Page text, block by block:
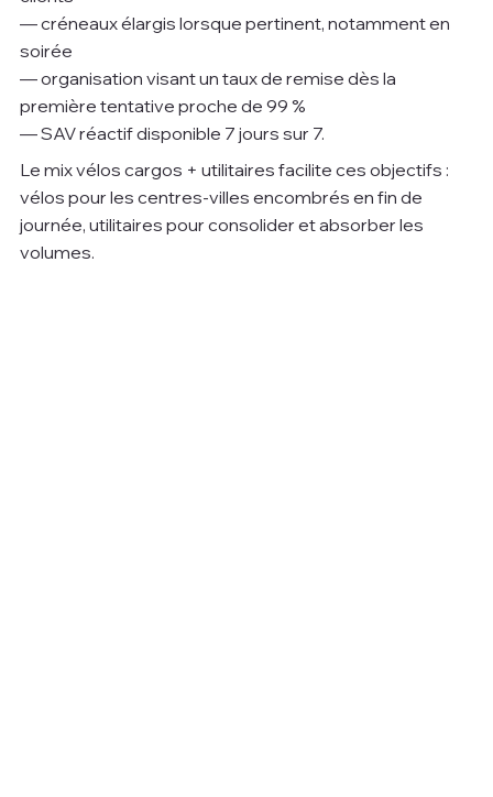
— créneaux élargis lorsque pertinent, notamment en
soirée
— organisation visant un taux de remise dès la
première tentative proche de 99 %
— SAV réactif disponible 7 jours sur 7.
Le mix vélos cargos + utilitaires facilite ces objectifs :
vélos pour les centres-villes encombrés en fin de
journée, utilitaires pour consolider et absorber les
volumes.